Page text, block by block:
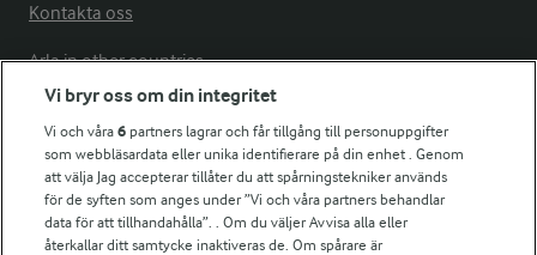
Kontakta oss
Arla in other countries
Fler Arlasajter
För ägare
Arlas kundportal
Vi bryr oss om din integritet
Vi och våra6 partners lagrar och får tillgång till personuppgifter
som webbläsardata eller unika identifierare på din enhet . Genom
att välja Jag accepterar tillåter du att spårningstekniker används
för de syften som anges under ”Vi och våra partners behandlar
data för att tillhandahålla”. . Om du väljer Avvisa alla eller
återkallar ditt samtycke inaktiveras de. Om spårare är